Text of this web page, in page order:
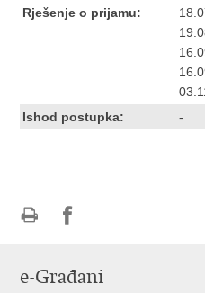
Rješenje o prijamu:
Ishod postupka:
-
FacebookuTwitteru
e-Građani